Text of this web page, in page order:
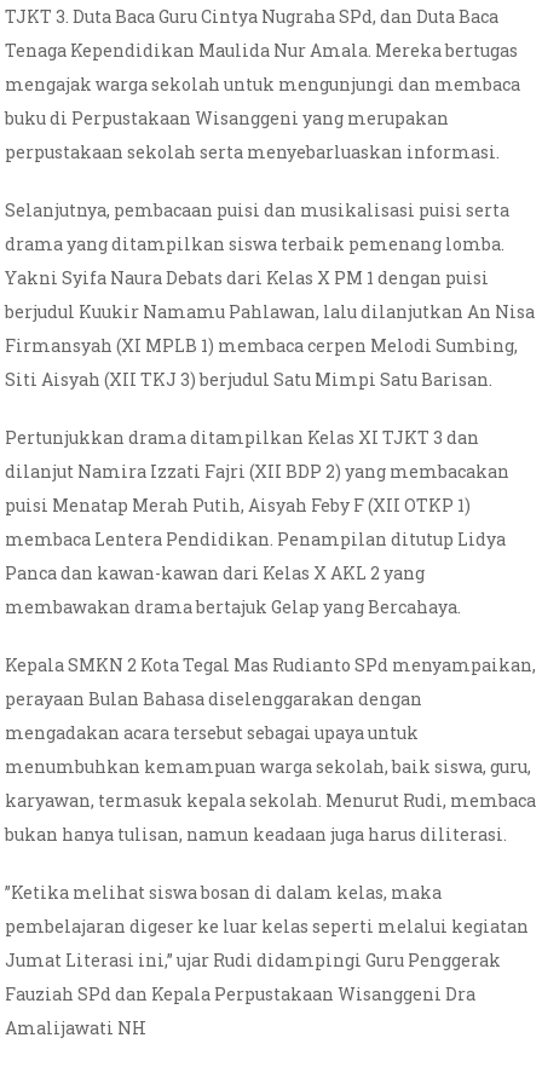
TJKT 3. Duta Baca Guru Cintya Nugraha SPd, dan Duta Baca
Tenaga Kependidikan Maulida Nur Amala. Mereka bertugas
mengajak warga sekolah untuk mengunjungi dan membaca
buku di Perpustakaan Wisanggeni yang merupakan
perpustakaan sekolah serta menyebarluaskan informasi.
Selanjutnya, pembacaan puisi dan musikalisasi puisi serta
drama yang ditampilkan siswa terbaik pemenang lomba.
Yakni Syifa Naura Debats dari Kelas X PM 1 dengan puisi
berjudul Kuukir Namamu Pahlawan, lalu dilanjutkan An Nisa
Firmansyah (XI MPLB 1) membaca cerpen Melodi Sumbing,
Siti Aisyah (XII TKJ 3) berjudul Satu Mimpi Satu Barisan.
Pertunjukkan drama ditampilkan Kelas XI TJKT 3 dan
dilanjut Namira Izzati Fajri (XII BDP 2) yang membacakan
puisi Menatap Merah Putih, Aisyah Feby F (XII OTKP 1)
membaca Lentera Pendidikan. Penampilan ditutup Lidya
Panca dan kawan-kawan dari Kelas X AKL 2 yang
membawakan drama bertajuk Gelap yang Bercahaya.
Kepala SMKN 2 Kota Tegal Mas Rudianto SPd menyampaikan,
perayaan Bulan Bahasa diselenggarakan dengan
mengadakan acara tersebut sebagai upaya untuk
menumbuhkan kemampuan warga sekolah, baik siswa, guru,
karyawan, termasuk kepala sekolah. Menurut Rudi, membaca
bukan hanya tulisan, namun keadaan juga harus diliterasi.
”Ketika melihat siswa bosan di dalam kelas, maka
pembelajaran digeser ke luar kelas seperti melalui kegiatan
Jumat Literasi ini,” ujar Rudi didampingi Guru Penggerak
Fauziah SPd dan Kepala Perpustakaan Wisanggeni Dra
Amalijawati NH